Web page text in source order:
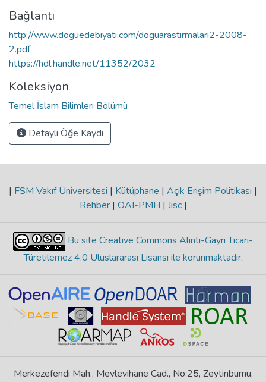
Bağlantı
http://www.doguedebiyati.com/doguarastirmalari2-2008-
2.pdf
https://hdl.handle.net/11352/2032
Koleksiyon
Temel İslam Bilimleri Bölümü
Detaylı Öğe Kaydı
| FSM Vakıf Üniversitesi | Kütüphane | Açık Erişim Politikası |
Rehber | OAI-PMH | Jisc |
Bu site Creative Commons Alıntı-Gayri Ticari-
Türetilemez 4.0 Uluslararası Lisansı ile korunmaktadır.
Merkezefendi Mah., Mevlevihane Cad., No:25, Zeytinburnu,